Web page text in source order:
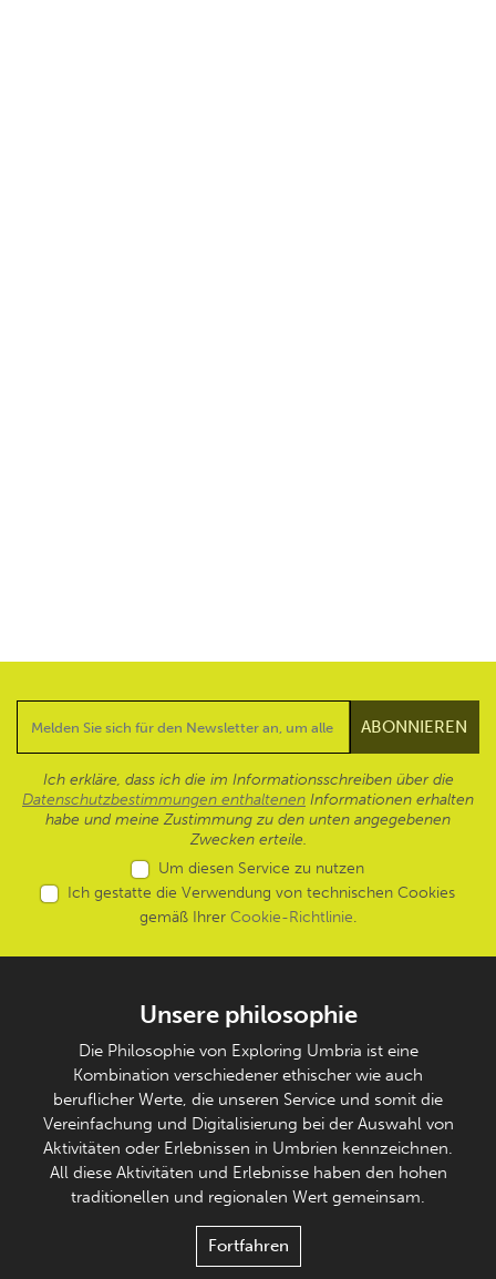
Ich erkläre, dass ich die im Informationsschreiben über die
Datenschutzbestimmungen enthaltenen Informationen erhalten
habe und meine Zustimmung zu den unten angegebenen
Zwecken erteile.
Um diesen Service zu nutzen
Ich gestatte die Verwendung von technischen Cookies
gemäß Ihrer Cookie-Richtlinie.
Unsere philosophie
Die Philosophie von Exploring Umbria ist eine
Kombination verschiedener ethischer wie auch
beruflicher Werte, die unseren Service und somit die
Vereinfachung und Digitalisierung bei der Auswahl von
Aktivitäten oder Erlebnissen in Umbrien kennzeichnen.
All diese Aktivitäten und Erlebnisse haben den hohen
traditionellen und regionalen Wert gemeinsam.
Fortfahren